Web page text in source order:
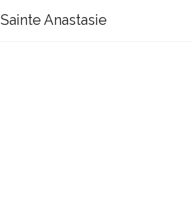
Sainte Anastasie